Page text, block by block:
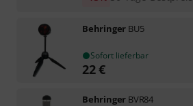
Behringer BU5
Sofort lieferbar
22€
Behringer BVR84